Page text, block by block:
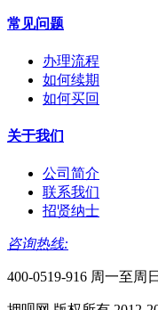
常见问题
办理流程
如何续期
如何买回
关于我们
公司简介
联系我们
招贤纳士
咨询热线:
400-0519-916 周一至周